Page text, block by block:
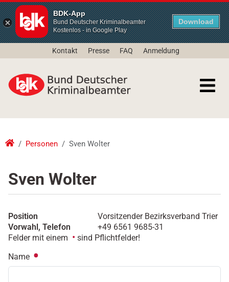
BDK-App
Bund Deutscher Kriminalbeamter
Kostenlos - in Google Play
Download
Kontakt Presse FAQ Anmeldung
Personen Sven Wolter
Sven Wolter
Position
Vorsitzender Bezirksverband Trier
Vorwahl, Telefon
+49 6561 9685-31
Felder mit einem
sind Pflichtfelder!
Name